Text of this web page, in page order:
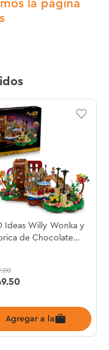
la página
Ideas Willy Wonka y
de Chocolate
.00
.50
Agregar a la bolsa